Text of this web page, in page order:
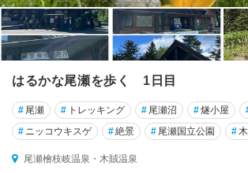
はるかな尾瀬を歩く 1日目
# 尾瀬 # トレッキング # 尾瀬沼 #燧小屋
# ニッコウキスゲ #絶景 # 尾瀬国立公園 #
尾瀬檜枝岐温泉・木賊温泉